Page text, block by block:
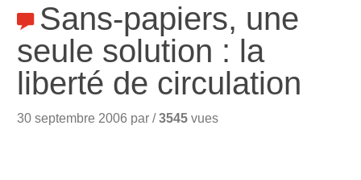
Sans-papiers, une
seule solution : la
liberté de circulation
30 septembre 2006 par /3545 vues